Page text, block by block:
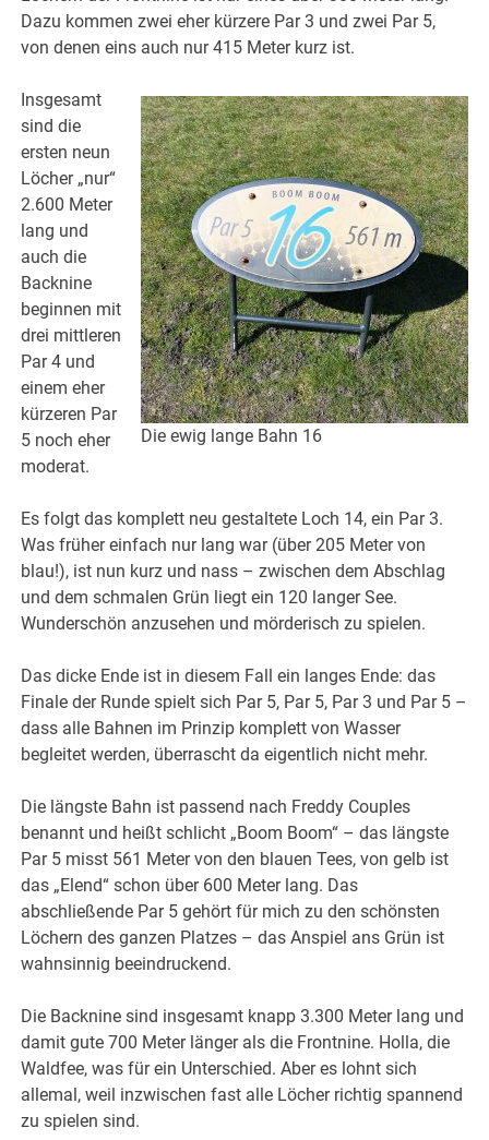
Dazu kommen zwei eher kürzere Par 3 und zwei Par 5,
von denen eins auch nur 415 Meter kurz ist.
Die ewig lange Bahn 16
Insgesamt
sind die
ersten neun
Löcher „nur“
2.600 Meter
lang und
auch die
Backnine
beginnen mit
drei mittleren
Par 4 und
einem eher
kürzeren Par
5 noch eher
moderat.
Es folgt das komplett neu gestaltete Loch 14, ein Par 3.
Was früher einfach nur lang war (über 205 Meter von
blau!), ist nun kurz und nass – zwischen dem Abschlag
und dem schmalen Grün liegt ein 120 langer See.
Wunderschön anzusehen und mörderisch zu spielen.
Das dicke Ende ist in diesem Fall ein langes Ende: das
Finale der Runde spielt sich Par 5, Par 5, Par 3 und Par 5 –
dass alle Bahnen im Prinzip komplett von Wasser
begleitet werden, überrascht da eigentlich nicht mehr.
Die längste Bahn ist passend nach Freddy Couples
benannt und heißt schlicht „Boom Boom“ – das längste
Par 5 misst 561 Meter von den blauen Tees, von gelb ist
das „Elend“ schon über 600 Meter lang. Das
abschließende Par 5 gehört für mich zu den schönsten
Löchern des ganzen Platzes – das Anspiel ans Grün ist
wahnsinnig beeindruckend.
Die Backnine sind insgesamt knapp 3.300 Meter lang und
damit gute 700 Meter länger als die Frontnine. Holla, die
Waldfee, was für ein Unterschied. Aber es lohnt sich
allemal, weil inzwischen fast alle Löcher richtig spannend
zu spielen sind.